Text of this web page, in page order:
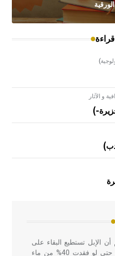
و الآثار
)
أن الأبلق نوع من الفنون
ارتبطت بالعمارة الإسلامية
ومصر خاصة، حيث يحرص
الإبل تستطيع البقاء على
قيد الحياة حتى لو فقدت 40% من ماء